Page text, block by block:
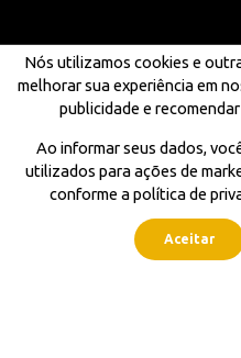
Nós utilizamos cookies e
melhorar sua experiência em
publicidade e
Ao informar seus dados,
utilizados para ações de
conforme a política de
Aceitar